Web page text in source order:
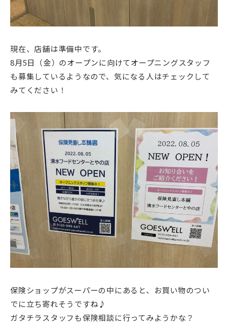
現在、店舗は準備中です。
8月5日（金）のオープンに向けてオープニングスタッフ
も募集しているようなので、気になる人はチェックして
みてください！
保険ショップがスーパーの中にあると、お買い物のつい
でに立ち寄れそうですね♪
ガタチラスタッフも保険相談に行ってみようかな？